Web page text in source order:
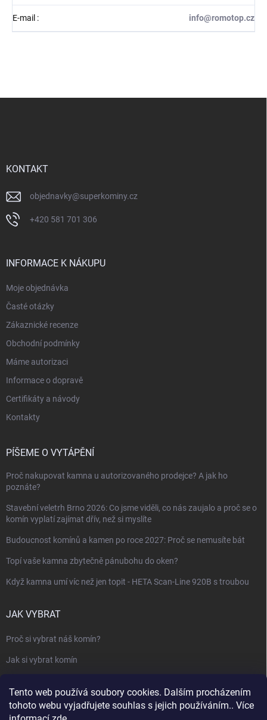
Tento web používá soubory cookies. Dalším procházením
tohoto webu vyjadřujete souhlas s jejich používáním.. Více
E-mail : info@romotop.cz
KONTAKT
objednavky@superkominy.cz
+420 581 701 306
INFORMACE K NÁKUPU
Moje objednávka
Časté otázky
Zákaznické recenze
Obchodní podmínky
Máme autorizaci
Informace o dopravě
Certifikáty a návody
Kontakty
PÍŠEME O VYTÁPĚNÍ
Proč nakupovat kamna u autorizovaného prodejce? A jak ho
poznáte?
Stavební veletrh Brno 2026: Co jsme viděli, co nás zaujalo a proč se o
komín vyplatí zajímat dřív, než si myslíte
Budoucnost komínů a kamen po roce 2027: Proč se nemusíte bát
Topí vaše kamna zbytečně pánubohu do oken?
Když kamna umí víc než jen topit - HETA Scan-Line 920B s troubou
JAK VYBRAT
Proč si vybrat náš komín?
Jak si vybrat komín
Jak vybrat kamna nebo krbovou vložku